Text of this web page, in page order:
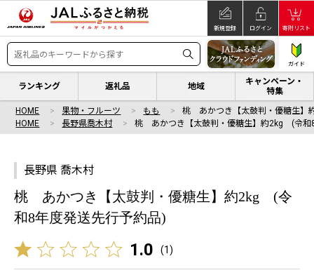
新規登録 ログイン 寄附リスト
ガイド
ランキング 返礼品 地域
キャンペーン・
特集
HOME 果物・フルーツ もも
桃 あかつき【太鼓判・優糖生
HOME
長野県喬木村 桃 あかつき【太鼓判・優糖生】約2kg (令和
長野県 喬木村
桃 あかつき【太鼓判・優糖生】約2kg (令
和8年度発送先行予約品)
1.0 (1)